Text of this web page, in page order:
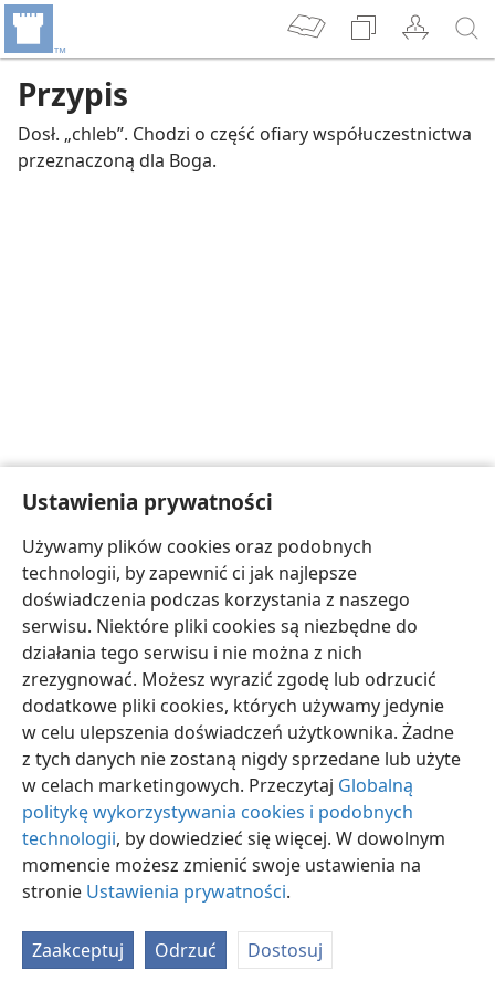
Ustawienia prywatności
Używamy plików cookies oraz podobnych
technologii, by zapewnić ci jak najlepsze
doświadczenia podczas korzystania z naszego
serwisu. Niektóre pliki cookies są niezbędne do
działania tego serwisu i nie można z nich
zrezygnować. Możesz wyrazić zgodę lub odrzucić
dodatkowe pliki cookies, których używamy jedynie
w celu ulepszenia doświadczeń użytkownika. Żadne
z tych danych nie zostaną nigdy sprzedane lub użyte
w celach marketingowych. Przeczytaj Globalną
politykę wykorzystywania cookies i podobnych
technologii, by dowiedzieć się więcej. W dowolnym
momencie możesz zmienić swoje ustawienia na
stronie Ustawienia prywatności.
Zaakceptuj Odrzuć Dostosuj
Przypis
Dosł. „chleb”. Chodzi o część ofiary współuczestnictwa
przeznaczoną dla Boga.
polski Ustawienia
Copyright© 2026 Watch Tower Bible and Tract Society of Pennsylvania
Warunki użytkowania Polityka prywatności
JW.ORG
Zaloguj